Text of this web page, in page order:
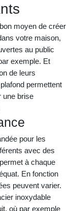
moyen de créer
votre maison,
au public
exemple. Et
de leurs
permettent
une brise
pour les
avec des
à chaque
En fonction
peuvent varier.
inoxydable
où par exemple